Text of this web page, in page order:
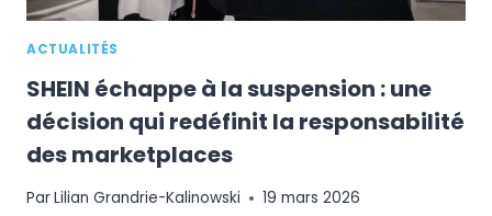
ACTUALITÉS
SHEIN échappe à la suspension : une
décision qui redéfinit la responsabilité
des marketplaces
ParLilian Grandrie-Kalinowski 19 mars 2026